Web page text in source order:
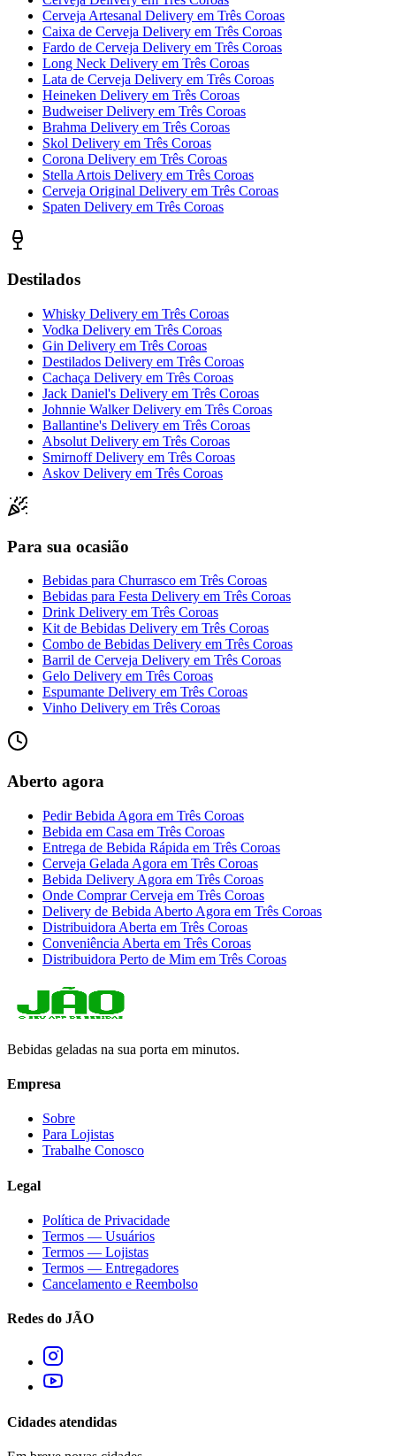
Cerveja Artesanal Delivery em Três Coroas
Caixa de Cerveja Delivery em Três Coroas
Fardo de Cerveja Delivery em Três Coroas
Long Neck Delivery em Três Coroas
Lata de Cerveja Delivery em Três Coroas
Heineken Delivery em Três Coroas
Budweiser Delivery em Três Coroas
Brahma Delivery em Três Coroas
Skol Delivery em Três Coroas
Corona Delivery em Três Coroas
Stella Artois Delivery em Três Coroas
Cerveja Original Delivery em Três Coroas
Spaten Delivery em Três Coroas
Destilados
Whisky Delivery em Três Coroas
Vodka Delivery em Três Coroas
Gin Delivery em Três Coroas
Destilados Delivery em Três Coroas
Cachaça Delivery em Três Coroas
Jack Daniel's Delivery em Três Coroas
Johnnie Walker Delivery em Três Coroas
Ballantine's Delivery em Três Coroas
Absolut Delivery em Três Coroas
Smirnoff Delivery em Três Coroas
Askov Delivery em Três Coroas
Para sua ocasião
Bebidas para Churrasco em Três Coroas
Bebidas para Festa Delivery em Três Coroas
Drink Delivery em Três Coroas
Kit de Bebidas Delivery em Três Coroas
Combo de Bebidas Delivery em Três Coroas
Barril de Cerveja Delivery em Três Coroas
Gelo Delivery em Três Coroas
Espumante Delivery em Três Coroas
Vinho Delivery em Três Coroas
Aberto agora
Pedir Bebida Agora em Três Coroas
Bebida em Casa em Três Coroas
Entrega de Bebida Rápida em Três Coroas
Cerveja Gelada Agora em Três Coroas
Bebida Delivery Agora em Três Coroas
Onde Comprar Cerveja em Três Coroas
Delivery de Bebida Aberto Agora em Três Coroas
Distribuidora Aberta em Três Coroas
Conveniência Aberta em Três Coroas
Distribuidora Perto de Mim em Três Coroas
Bebidas geladas na sua porta em minutos.
Empresa
Sobre
Para Lojistas
Trabalhe Conosco
Legal
Política de Privacidade
Termos — Usuários
Termos — Lojistas
Termos — Entregadores
Cancelamento e Reembolso
Redes do JÃO
Cidades atendidas